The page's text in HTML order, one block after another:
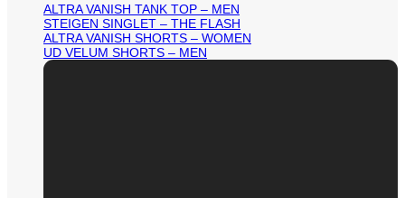
ALTRA VANISH TANK TOP – MEN
STEIGEN SINGLET – THE FLASH
ALTRA VANISH SHORTS – WOMEN
UD VELUM SHORTS – MEN